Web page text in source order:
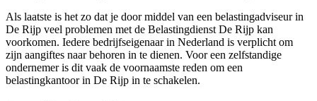
Als laatste is het zo dat je door middel van een belastingadviseur in
De Rijp veel problemen met de Belastingdienst De Rijp kan
voorkomen. Iedere bedrijfseigenaar in Nederland is verplicht om
zijn aangiftes naar behoren in te dienen. Voor een zelfstandige
ondernemer is dit vaak de voornaamste reden om een
belastingkantoor in De Rijp in te schakelen.